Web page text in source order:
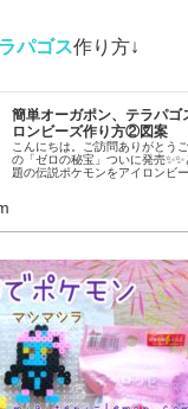
パゴス作り方↓
簡単オーガポン、テラパ
ロンビーズ作り方②図案
こんにちは。ご訪問ありがとう
の「ゼロの秘宝」ついに発売
題の伝説ポケモンをアイロンビ